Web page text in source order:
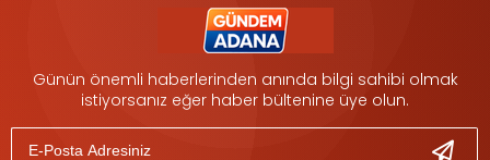
Günün önemli haberlerinden anında bilgi sahibi olmak
istiyorsanız eğer haber bültenine üye olun.